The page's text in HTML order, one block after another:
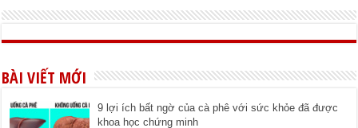
BÀI VIẾT MỚI
9 lợi ích bất ngờ của cà phê với sức khỏe đã được
khoa học chứng minh